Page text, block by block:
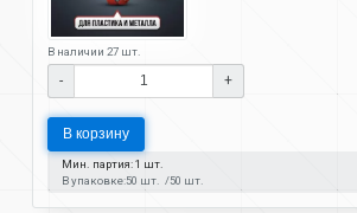
В наличии 27 шт.
- +
В корзину
Мин. партия: 1 шт.
В упаковке:50 шт. 50 шт.